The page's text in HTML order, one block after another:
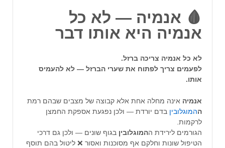
🩸 אנמיה — לא כל
אנמיה היא אותו דבר
לא כל אנמיה צריכה ברזל.
לפעמים צריך לפתוח את שערי הברזל — לא להעמיס
אותו.
אנמיה אינה מחלה אחת אלא קבוצה של מצבים שבהם רמת
ההמוגלובין בדם יורדת — ולכן נפגעת אספקת החמצן
לרקמות.
הגורמים לירידת ההמוגלובין בגוף שונים — ולכן גם דרכי
הטיפול שונות וחלקם אף מסוכנות ואסור ❌ ליטול בהם תוסף